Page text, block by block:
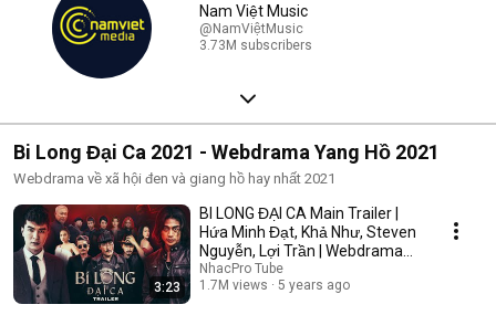
Nam Việt Music
@NamViệtMusic
3.73M subscribers
Bi Long Đại Ca 2021 - Webdrama Yang Hồ 2021
Webdrama về xã hội đen và giang hồ hay nhất 2021
3:23
BI LONG ĐẠI CA Main Trailer |
Hứa Minh Đạt, Khả Như, Steven
Nguyễn, Lợi Trần | Webdrama
Yang Hồ 2021
NhacPro Tube
1.7M views
5 years ago